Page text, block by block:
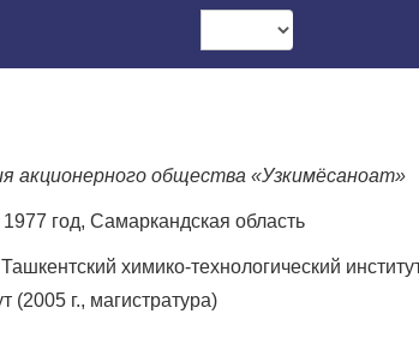
акционерного общества «Узкимёсаноат»
1977 год, Самаркандская область
химико-технологический
(2005 г., магистратура)